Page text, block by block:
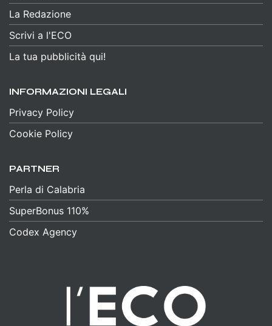
La Redazione
Scrivi a l'ECO
La tua pubblicità qui!
INFORMAZIONI LEGALI
Privacy Policy
Cookie Policy
PARTNER
Perla di Calabria
SuperBonus 110%
Codex Agency